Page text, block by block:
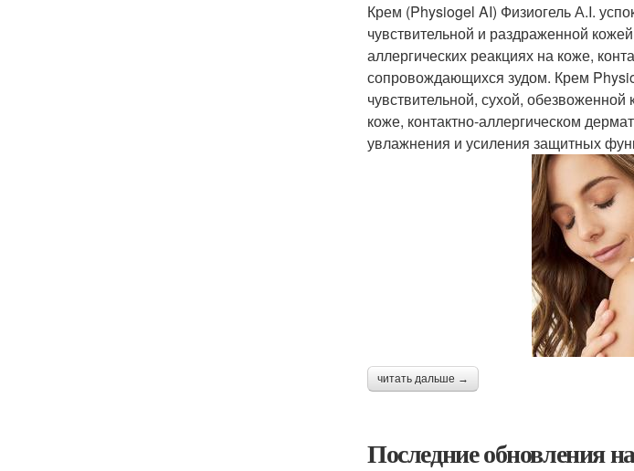
Крем (Physiogel AI) Физиогель А.I.
чувствительной и раздраженной
аллергических реакциях на коже,
сопровождающихся зудом. Крем
чувствительной, сухой,
коже, контактно-аллергическом
увлажнения и усиления защитных
читать дальше →
Последние обновления